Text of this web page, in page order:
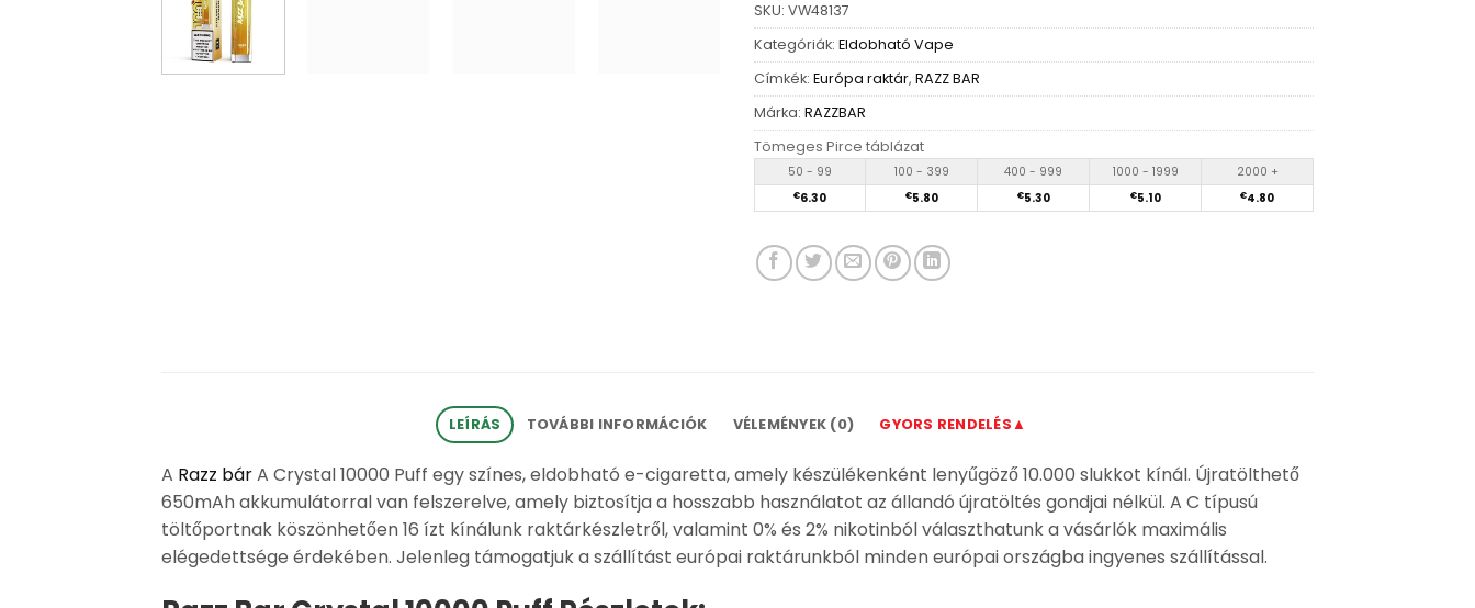
SKU: VW48137
Kategóriák: Eldobható Vape
Címkék: Európa raktár, RAZZ BAR
Márka: RAZZBAR
Tömeges Pirce táblázat
50 - 99 100 - 399 400 - 999 1000 - 1999 2000 +
€6.30 €5.80 €5.30 €5.10 €4.80
LEÍRÁS TOVÁBBI INFORMÁCIÓK VÉLEMÉNYEK (0) GYORS RENDELÉS▲
A Razz bárA Crystal 10000 Puff egy színes, eldobható e-cigaretta, amely készülékenként lenyűgöző 10.000 slukkot kínál. Újratölthető
650mAh akkumulátorral van felszerelve, amely biztosítja a hosszabb használatot az állandó újratöltés gondjai nélkül. A C típusú
töltőportnak köszönhetően 16 ízt kínálunk raktárkészletről, valamint 0% és 2% nikotinból választhatunk a vásárlók maximális
elégedettsége érdekében. Jelenleg támogatjuk a szállítást európai raktárunkból minden európai országba ingyenes szállítással.